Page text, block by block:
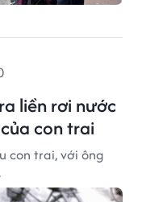
liền rơi nước
con trai
con trai, với ông